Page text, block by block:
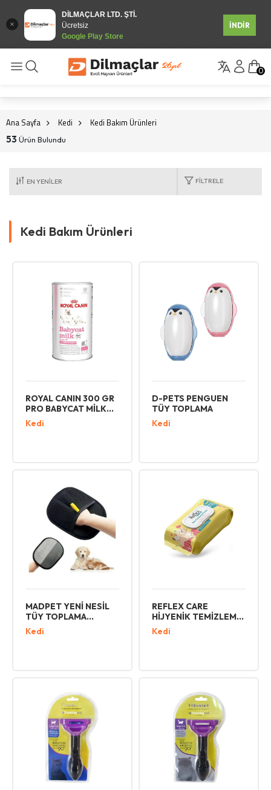
DİLMAÇLAR LTD. ŞTİ.
Ücretsiz
Google Play Store
İNDİR
0
Ana Sayfa Kedi Kedi Bakım Ürünleri
53 Ürün Bulundu
FILTRELE
Kedi Bakım Ürünleri
ROYAL CANIN 300 GR
PRO BABYCAT MİLK
KEDİ SÜT TOZU
Kedi
D-PETS PENGUEN
TÜY TOPLAMA
Kedi
MADPET YENİ NESİL
TÜY TOPLAMA
ELDİVENİ
Kedi
REFLEX CARE
HİJYENİK TEMİZLEME
HAVLUSU 50 Lİ
NERGİZ ÇİÇEĞİ
Kedi